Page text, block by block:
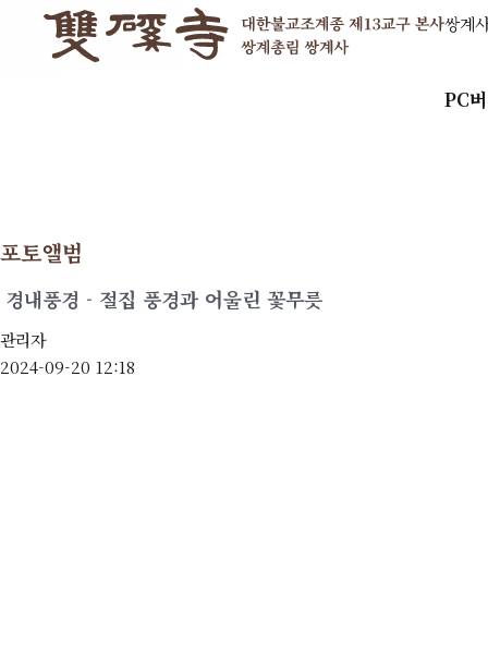
쌍계
PC
포토앨범
경내풍경 - 절집 풍경과 어울린 꽃무릇
관리자
2024-09-20 12:18